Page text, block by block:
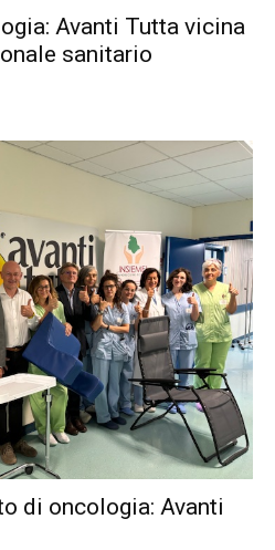
Avanti Tutta vicina
sanitario
di oncologia: Avanti